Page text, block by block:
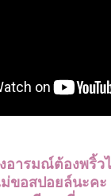
อารมณ์ต้องพริ้ว
ขอสปอยล์นะคะ